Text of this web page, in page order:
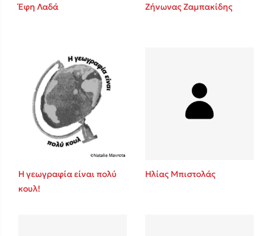
Έφη Λαδά Ζήνωνας Ζαμπακίδης
Η γεωγραφία είναι πολύ
κουλ!
Ηλίας Μπιστολάς